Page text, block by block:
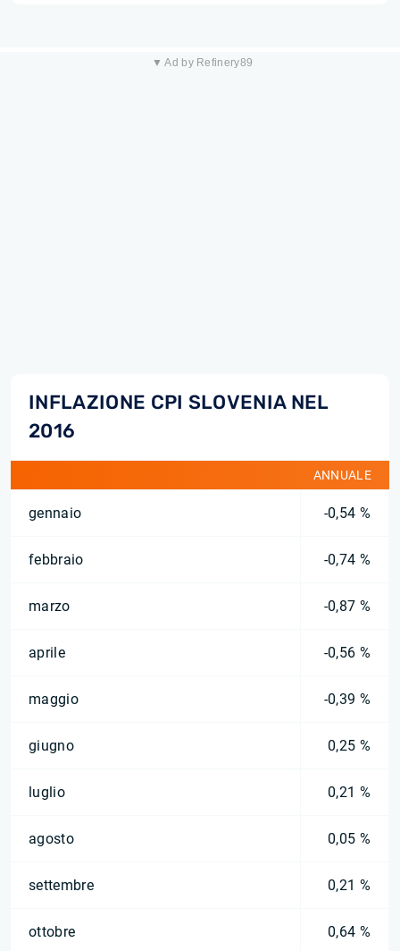
▼ Ad by Refinery89
INFLAZIONE CPI SLOVENIA NEL
2016
ANNUALE
gennaio -0,54 %
febbraio -0,74 %
marzo -0,87 %
aprile -0,56 %
maggio -0,39 %
giugno 0,25 %
luglio 0,21 %
agosto 0,05 %
settembre 0,21 %
ottobre 0,64 %